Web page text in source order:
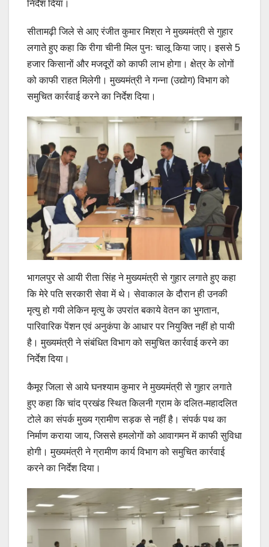
निर्देश दिया।
सीतामढ़ी जिले से आए रंजीत कुमार मिश्रा ने मुख्यमंत्री से गुहार
लगाते हुए कहा कि रीगा चीनी मिल पुनः चालू किया जाए। इससे 5
हजार किसानों और मजदूरों को काफी लाभ होगा। क्षेत्र के लोगों
को काफी राहत मिलेगी। मुख्यमंत्री ने गन्ना (उद्योग) विभाग को
समुचित कार्रवाई करने का निर्देश दिया।
भागलपुर से आयी रीता सिंह ने मुख्यमंत्री से गुहार लगाते हुए कहा
कि मेरे पति सरकारी सेवा में थे। सेवाकाल के दौरान ही उनकी
मृत्यु हो गयी लेकिन मृत्यु के उपरांत बकाये वेतन का भुगतान,
पारिवारिक पेंशन एवं अनुकंपा के आधार पर नियुक्ति नहीं हो पायी
है। मुख्यमंत्री ने संबंधित विभाग को समुचित कार्रवाई करने का
निर्देश दिया।
कैमूर जिला से आये घनश्याम कुमार ने मुख्यमंत्री से गुहार लगाते
हुए कहा कि चांद प्रखंड स्थित किलनी ग्राम के दलित-महादलित
टोले का संपर्क मुख्य ग्रामीण सड़क से नहीं है। संपर्क पथ का
निर्माण कराया जाय, जिससे हमलोगों को आवागमन में काफी सुविधा
होगी। मुख्यमंत्री ने ग्रामीण कार्य विभाग को समुचित कार्रवाई
करने का निर्देश दिया।